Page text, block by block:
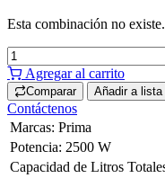
Esta combinación no existe.
Agregar al carrito
Comparar Añadir a lista
Contáctenos
Marcas: Prima
Potencia: 2500 W
Capacidad de Litros